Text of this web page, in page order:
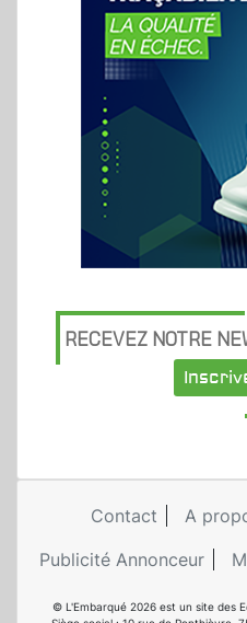
RECEVEZ NOTRE
Contact
A
Publicité Annonceur
© L'Embarqué 2026 est un site des